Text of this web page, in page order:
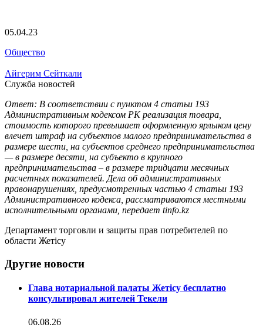
05.04.23
Общество
Айгерим Сейткали
Служба новостей
Ответ: В соответствии с пунктом 4 статьи 193
Административным кодексом РК реализация товара,
стоимость которого превышает оформленную ярлыком цену
влечет штраф на субъектов малого предпринимательства в
размере шести, на субъектов среднего предпринимательства
— в размере десяти, на субъекто в крупного
предпринимательства – в размере тридцати месячных
расчетных показателей. Дела об административных
правонарушениях, предусмотренных частью 4 статьи 193
Административного кодекса, рассматриваются местными
исполнительными органами, передает tinfo.kz
Департамент торговли и защиты прав потребителей по
области Жетісу
Другие новости
Глава нотариальной палаты Жетісу бесплатно
консультировал жителей Текели
06.08.26